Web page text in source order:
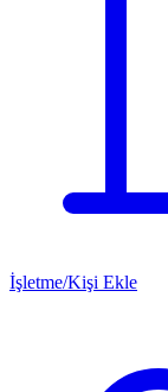
İşletme/Kişi Ekle